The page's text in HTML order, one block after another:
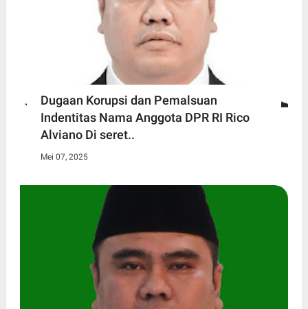
Dugaan Korupsi dan Pemalsuan
Indentitas Nama Anggota DPR RI Rico
Alviano Di seret..
Mei 07, 2025